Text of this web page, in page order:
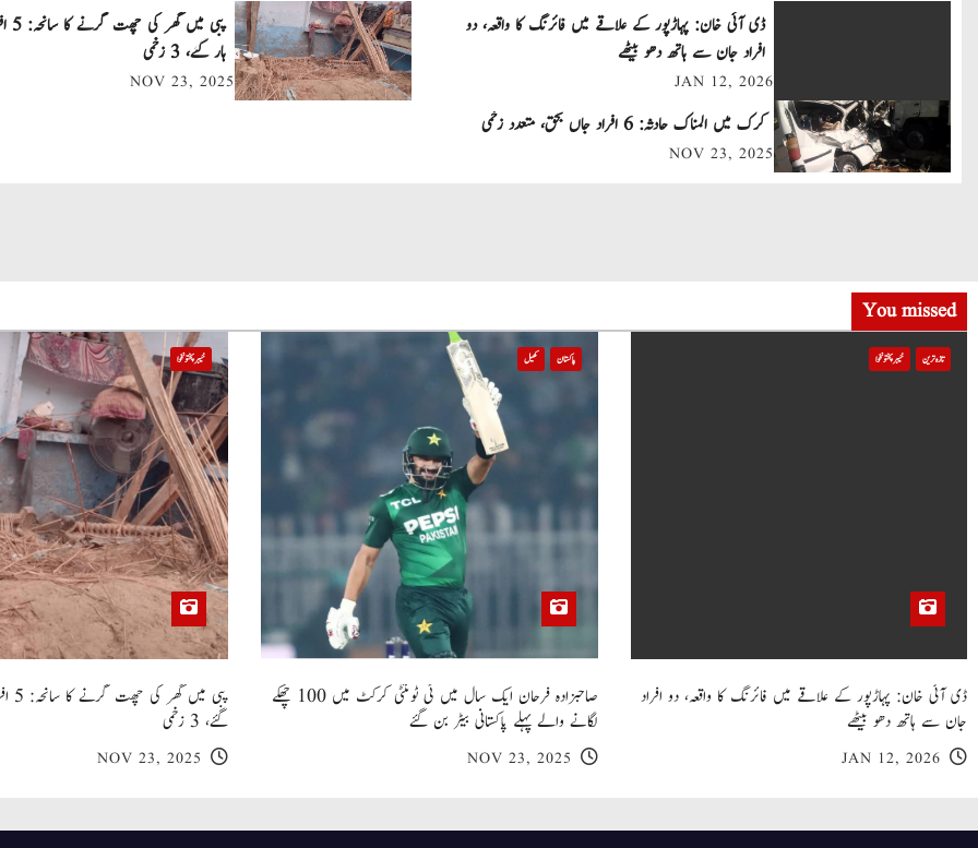
a
v
a
t
i
ڈی آئی خان: پہاڑپور کے علاقے میں فائرنگ کا واقعہ، دو
افراد جان سے ہاتھ دھو بیٹھے
JAN 12, 2026
ہار گئے، 3 زخمی
NOV 23, 2025
کرک میں المناک حادثہ: 6 افراد جاں بحق، متعدد زخمی
NOV 23, 2025
You missed
تازہ ترین خیبر پختونخوا
ڈی آئی خان: پہاڑپور کے علاقے میں فائرنگ کا واقعہ، دو افراد
جان سے ہاتھ دھو بیٹھے
JAN 12, 2026
پاکستان کھیل
صاحبزادہ فرحان ایک سال میں ٹی ٹوئنٹی کرکٹ میں 100 چھکے
لگانے والے پہلے پاکستانی بیٹر بن گئے
NOV 23, 2025
خیبر پختونخوا
گئے، 3 زخمی
NOV 23, 2025